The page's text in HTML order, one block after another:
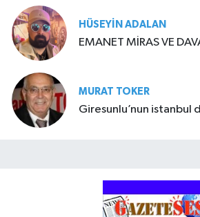
HÜSEYIN ADALAN
EMANET MİRAS VE
MURAT TOKER
Giresunlu’nun istanbul